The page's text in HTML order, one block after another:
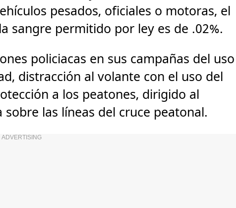
pesados, oficiales o motoras, el
sangre permitido por ley es de .02%.
policiacas en sus campañas del uso
distracción al volante con el uso del
a los peatones, dirigido al
las líneas del cruce peatonal.
ADVERTISING